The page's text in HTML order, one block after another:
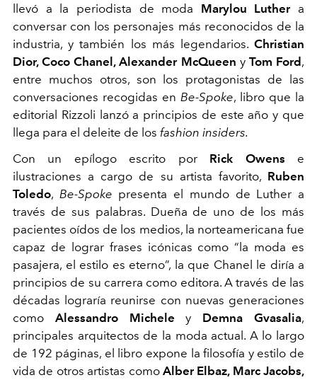
llevó a la periodista de moda Marylou Luther a
conversar con los personajes más reconocidos de la
industria, y también los más legendarios. Christian
Dior, Coco Chanel, Alexander McQueen y Tom Ford,
entre muchos otros, son los protagonistas de las
conversaciones recogidas en Be-Spoke, libro que la
editorial Rizzoli lanzó a principios de este año y que
llega para el deleite de los fashion insiders.
Con un epílogo escrito por Rick Owens e
ilustraciones a cargo de su artista favorito, Ruben
Toledo, Be-Spoke presenta el mundo de Luther a
través de sus palabras. Dueña de uno de los más
pacientes oídos de los medios, la norteamericana fue
capaz de lograr frases icónicas como “la moda es
pasajera, el estilo es eterno”, la que Chanel le diría a
principios de su carrera como editora. A través de las
décadas lograría reunirse con nuevas generaciones
como Alessandro Michele y Demna Gvasalia,
principales arquitectos de la moda actual. A lo largo
de 192 páginas, el libro expone la filosofía y estilo de
vida de otros artistas como Alber Elbaz, Marc Jacobs,